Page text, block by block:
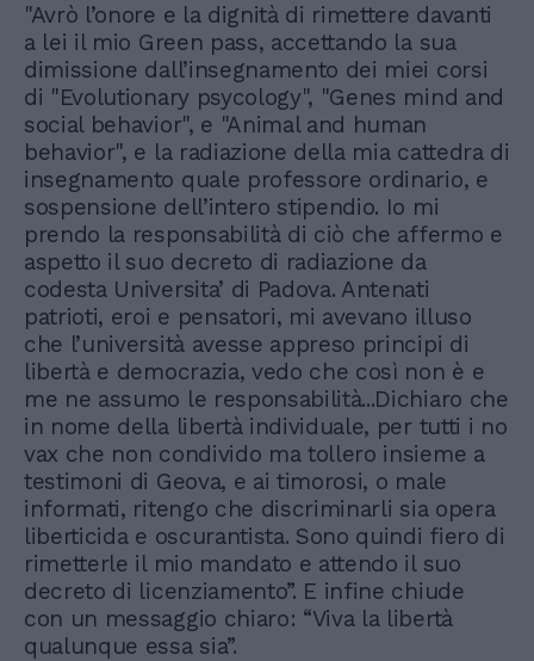
"Avrò l’onore e la dignità di rimettere davanti
a lei il mio Green pass, accettando la sua
dimissione dall’insegnamento dei miei corsi
di "Evolutionary psycology", "Genes mind and
social behavior", e "Animal and human
behavior", e la radiazione della mia cattedra di
insegnamento quale professore ordinario, e
sospensione dell’intero stipendio. Io mi
prendo la responsabilità di ciò che affermo e
aspetto il suo decreto di radiazione da
codesta Universita’ di Padova. Antenati
patrioti, eroi e pensatori, mi avevano illuso
che l’università avesse appreso principi di
libertà e democrazia, vedo che così non è e
me ne assumo le responsabilità...Dichiaro che
in nome della libertà individuale, per tutti i no
vax che non condivido ma tollero insieme a
testimoni di Geova, e ai timorosi, o male
informati, ritengo che discriminarli sia opera
liberticida e oscurantista. Sono quindi fiero di
rimetterle il mio mandato e attendo il suo
decreto di licenziamento”. E infine chiude
con un messaggio chiaro: “Viva la libertà
qualunque essa sia”.